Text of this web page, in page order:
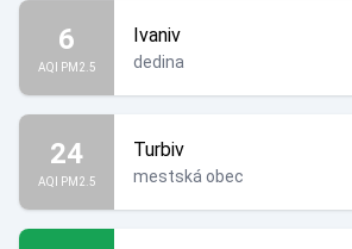
6
AQI PM2.5
Ivaniv
dedina
24
AQI PM2.5
Turbiv
mestská obec